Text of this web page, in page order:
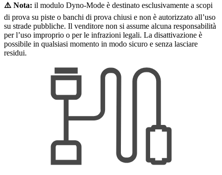
⚠️ Nota: il modulo Dyno-Mode è destinato esclusivamente a scopi
di prova su piste o banchi di prova chiusi e non è autorizzato all’uso
su strade pubbliche. Il venditore non si assume alcuna responsabilità
per l’uso improprio o per le infrazioni legali. La disattivazione è
possibile in qualsiasi momento in modo sicuro e senza lasciare
residui.